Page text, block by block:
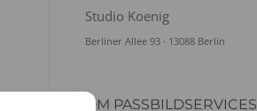
Studio Koenig
Berliner Allee 93 · 13088 Berlin
DM PASSBILDSERVICES